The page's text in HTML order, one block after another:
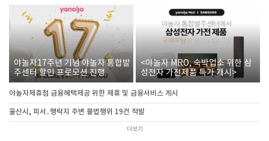
야놀자17주년 기념 야놀자 통합발
주센터 할인 프로모션 진행
<야놀자 MRO, 숙박업소 위한 삼
성전자 가전제품 특가 개시>
야놀자제휴점 금융혜택제공 위한 제휴 및 금융서비스 게시
울산시, 피서․행락지 주변 불법행위 19건 적발
더보기